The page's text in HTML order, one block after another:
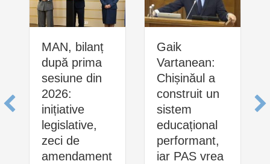
MAN, bilanț
după prima
sesiune din
2026:
inițiative
legislative,
zeci de
amendament
Gaik
Vartanean:
Chișinăul a
construit un
sistem
educațional
performant,
iar PAS vrea